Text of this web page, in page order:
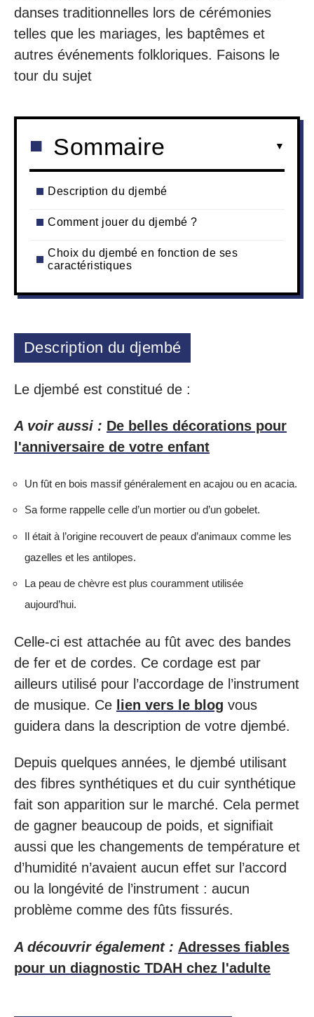
danses traditionnelles lors de cérémonies
telles que les mariages, les baptêmes et
autres événements folkloriques. Faisons le
tour du sujet
Sommaire
Description du djembé
Comment jouer du djembé ?
Choix du djembé en fonction de ses
caractéristiques
Description du djembé
Le djembé est constitué de :
A voir aussi : De belles décorations pour
l'anniversaire de votre enfant
Un fût en bois massif généralement en acajou ou en acacia.
Sa forme rappelle celle d’un mortier ou d’un gobelet.
Il était à l’origine recouvert de peaux d’animaux comme les
gazelles et les antilopes.
La peau de chèvre est plus couramment utilisée
aujourd’hui.
Celle-ci est attachée au fût avec des bandes
de fer et de cordes. Ce cordage est par
ailleurs utilisé pour l’accordage de l’instrument
de musique. Ce lien vers le blog vous
guidera dans la description de votre djembé.
Depuis quelques années, le djembé utilisant
des fibres synthétiques et du cuir synthétique
fait son apparition sur le marché. Cela permet
de gagner beaucoup de poids, et signifiait
aussi que les changements de température et
d’humidité n’avaient aucun effet sur l’accord
ou la longévité de l’instrument : aucun
problème comme des fûts fissurés.
A découvrir également : Adresses fiables
pour un diagnostic TDAH chez l'adulte